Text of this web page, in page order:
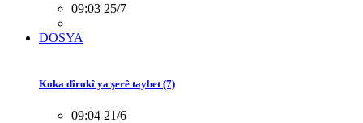
09:03 25/7
DOSYA
Koka dîrokî ya şerê taybet (7)
09:04 21/6